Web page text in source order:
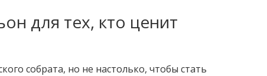
для тех, кто ценит
собрата, но не настолько, чтобы стать